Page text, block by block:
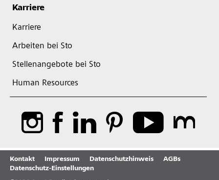
Karriere
Karriere
Arbeiten bei Sto
Stellenangebote bei Sto
Human Resources
Kontakt Impressum Datenschutzhinweis
AGBs
Datenschutz-Einstellungen